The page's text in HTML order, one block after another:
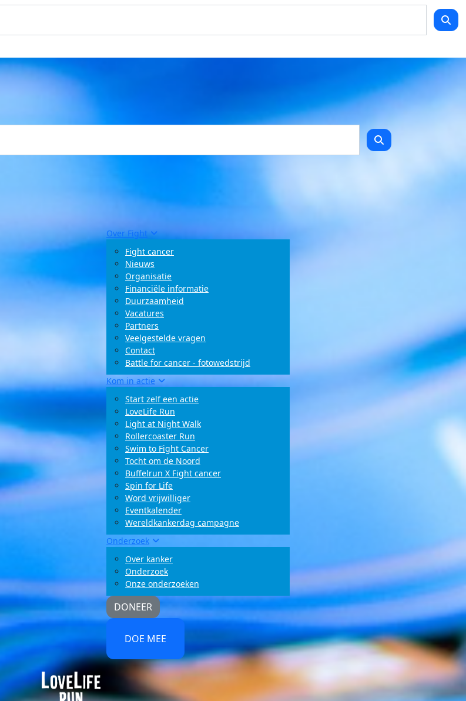
Over Fight
Fight cancer
Nieuws
Organisatie
Financiële informatie
Duurzaamheid
Vacatures
Partners
Veelgestelde vragen
Contact
Battle for cancer - fotowedstrijd
Kom in actie
Start zelf een actie
LoveLife Run
Light at Night Walk
Rollercoaster Run
Swim to Fight Cancer
Tocht om de Noord
Buffelrun X Fight cancer
Spin for Life
Word vrijwilliger
Eventkalender
Wereldkankerdag campagne
Onderzoek
Over kanker
Onderzoek
Onze onderzoeken
DONEER
DOE MEE